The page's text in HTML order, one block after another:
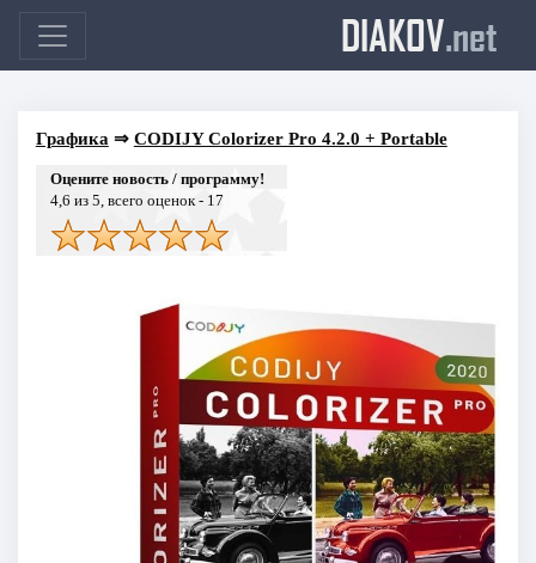
DIAKOV.net
Графика ⇒ CODIJY Colorizer Pro 4.2.0 + Portable
Оцените новость / программу!
4,6 из 5, всего оценок - 17